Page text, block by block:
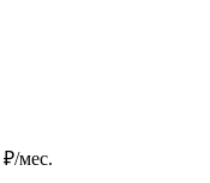
₽/мес.